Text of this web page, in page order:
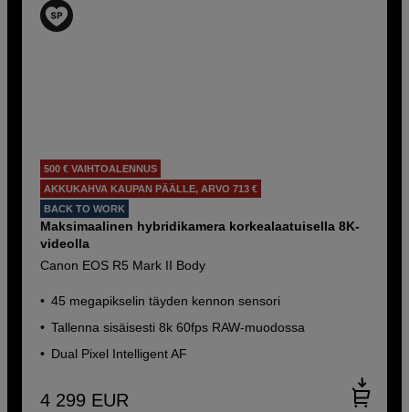
500 € VAIHTOALENNUS
AKKUKAHVA KAUPAN PÄÄLLE, ARVO 713 €
BACK TO WORK
Maksimaalinen hybridikamera korkealaatuisella 8K-
videolla
Canon EOS R5 Mark II Body
45 megapikselin täyden kennon sensori
Tallenna sisäisesti 8k 60fps RAW-muodossa
Dual Pixel Intelligent AF
4 299 EUR